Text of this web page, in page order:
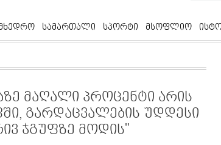
სამართალი სპორტი მსოფლიო
მაღალი პროცენტი არის
გარდაცვალების უდდესი
ჯგუფზე მოდის"